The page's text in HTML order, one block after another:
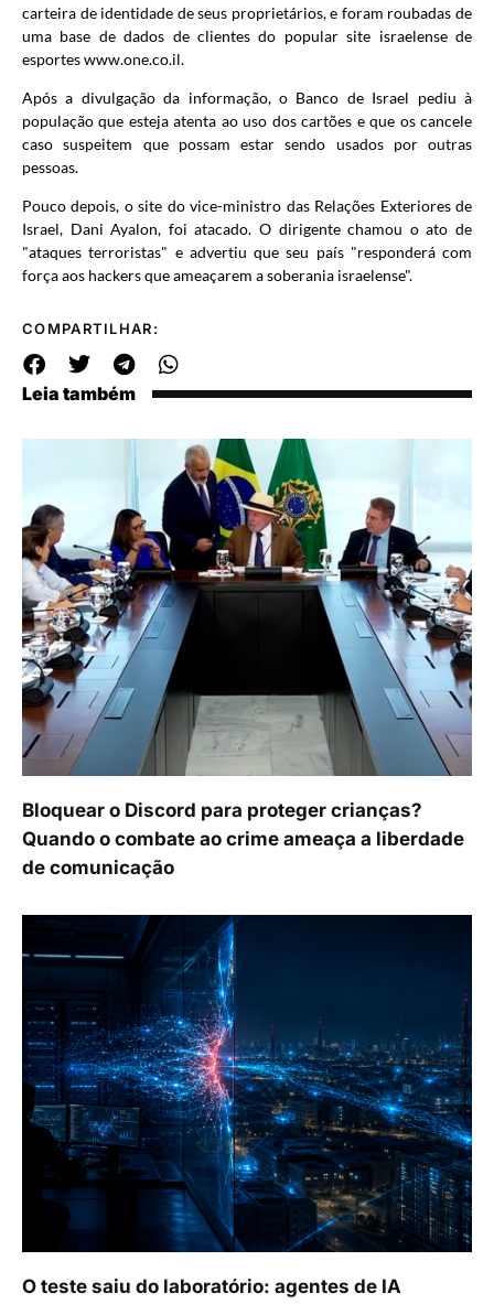
carteira de identidade de seus proprietários, e foram roubadas de
uma base de dados de clientes do popular site israelense de
esportes www.one.co.il.
Após a divulgação da informação, o Banco de Israel pediu à
população que esteja atenta ao uso dos cartões e que os cancele
caso suspeitem que possam estar sendo usados por outras
pessoas.
Pouco depois, o site do vice-ministro das Relações Exteriores de
Israel, Dani Ayalon, foi atacado. O dirigente chamou o ato de
"ataques terroristas" e advertiu que seu país "responderá com
força aos hackers que ameaçarem a soberania israelense".
COMPARTILHAR:
Leia também
Bloquear o Discord para proteger crianças?
Quando o combate ao crime ameaça a liberdade
de comunicação
O teste saiu do laboratório: agentes de IA